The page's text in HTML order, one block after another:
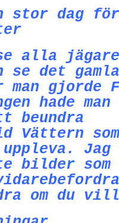
stor dag för
alla jägare
se det gamla
gjorde
hade man
Vättern som
uppleva. Jag
bilder som
om du